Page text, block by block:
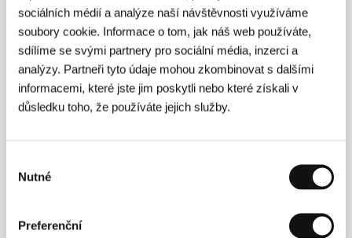
sociálních médií a analýze naší návštěvnosti využíváme
soubory cookie. Informace o tom, jak náš web používáte,
sdílíme se svými partnery pro sociální média, inzerci a
analýzy. Partneři tyto údaje mohou zkombinovat s dalšími
informacemi, které jste jim poskytli nebo které získali v
důsledku toho, že používáte jejich služby.
souhlasu
Nutné
Preferenční
Grant Gee, Mat Whitecross / Producent Elizabeth
Rose, Mia Bays, Stephen Kijak / VýrobaMissing In
Action Films/ HrajíScott Walker, David Bowie,
Radiohead, Sting, Brian Eno, Jarvis Cocker, Alison
Goldfrapp/ KontaktMoviehouse Entertainment
www:www.scottwalkerfilm.com